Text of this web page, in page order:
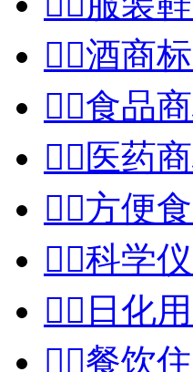
酒商标
食品
医药
方便
科学
 日化
餐饮